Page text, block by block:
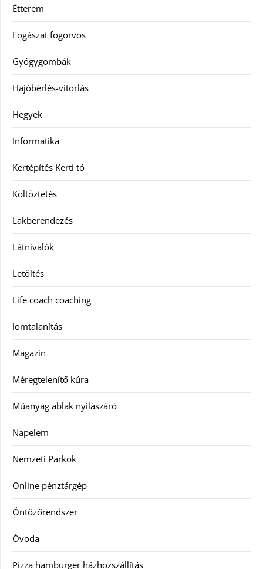
Étterem
Fogászat fogorvos
Gyógygombák
Hajóbérlés-vitorlás
Hegyek
Informatika
Kertépítés Kerti tó
Költöztetés
Lakberendezés
Látnivalók
Letöltés
Life coach coaching
lomtalanítás
Magazin
Méregtelenítő kúra
Műanyag ablak nyílászáró
Napelem
Nemzeti Parkok
Online pénztárgép
Öntözőrendszer
Óvoda
Pizza hamburger házhozszállítás